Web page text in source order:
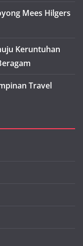
Mees Hilgers
Keruntuhan
Travel